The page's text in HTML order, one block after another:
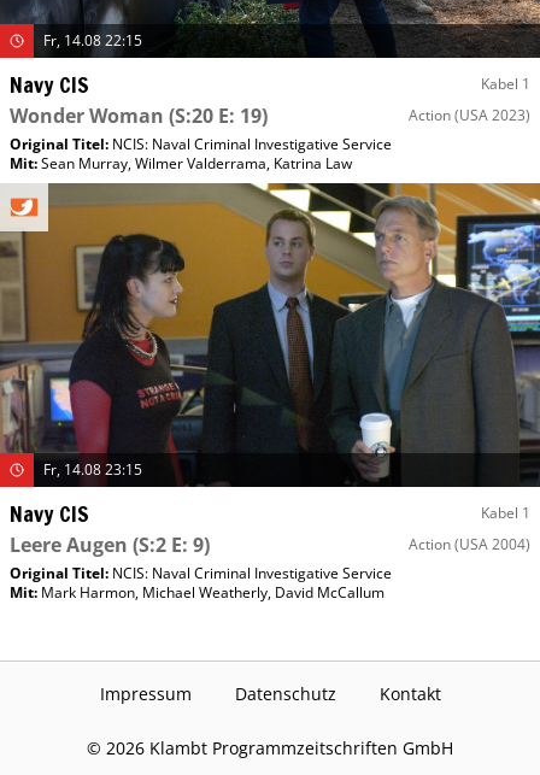
Fr, 14.08 22:15
Navy CIS Kabel 1
Wonder Woman (S:20 E: 19) Action(USA 2023)
Original Titel: NCIS: Naval Criminal Investigative Service
Mit:Sean Murray,Wilmer Valderrama, Katrina Law
Fr, 14.08 23:15
Navy CIS Kabel 1
Leere Augen (S:2 E: 9) Action(USA 2004)
Original Titel: NCIS: Naval Criminal Investigative Service
Mit: Mark Harmon, Michael Weatherly, David McCallum
Impressum Datenschutz Kontakt
© 2026 Klambt Programmzeitschriften GmbH